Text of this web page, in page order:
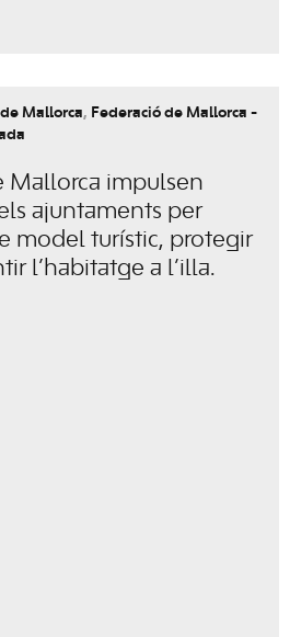
Mallorca, Federació de Mallorca -
Mallorca impulsen
ajuntaments per
model turístic, protegir
l’habitatge a l’illa.